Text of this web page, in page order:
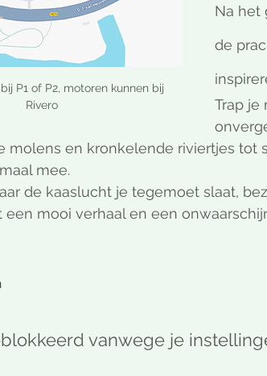
P1 of P2, motoren kunnen bij
Rivero
Na het
de
Trap je
molens en kronkelende riviertjes tot
mee.
de kaaslucht je tegemoet slaat,
een mooi verhaal en een
vanwege je